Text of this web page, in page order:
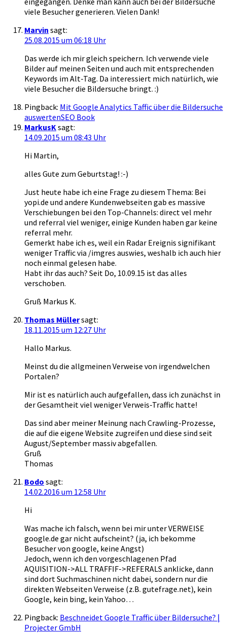
viele Besucher generieren. Vielen Dank!
Marvin sagt:
25.08.2015 um 06:18 Uhr
Das werde ich mir gleich speichern. Ich verwende viele
Bilder auf meinen Seiten und auch mit entsprechenden
Keywords im Alt-Tag. Da interessiert mich natürlich, wie
viele Besucher die Bildersuche bringt. :)
Pingback: Mit Google Analytics Taffic über die Bildersuche
auswertenSEO Book
MarkusK sagt:
14.09.2015 um 08:43 Uhr
Hi Martin,
alles Gute zum Geburtstag! :-)
Just heute habe ich eine Frage zu diesem Thema: Bei
yopi.de und andere Kundenwebseiten gab es massive
Verschiebungen bei den Top-Channels: direct vel mehr
und referral viel weniger, einige Kunden haben gar keine
referral mehr.
Gemerkt habe ich es, weil ein Radar Ereignis signifikant
weniger Traffic via /imgres auswies, weshalb ich auch hier
noch einmal gelesen habe.
Habt ihr das auch? Seit Do, 10.09.15 ist das alles
verschoben.
Gruß Markus K.
Thomas Müllersagt:
18.11.2015 um 12:27 Uhr
Hallo Markus.
Meinst du die allgmeinen Verweise von irgendwelchen
Portalen?
Mir ist es natürlich auch aufgefallen, dass ich zunächst in
der Gesamtheit viel weniger Verweis-Traffic hatte!
Das sind aber meiner Meinung nach Crawling-Prozesse,
die auf die eigene Website zugreifen und diese sind seit
August/September massiv abgefallen.
Gruß
Thomas
Bodo sagt:
14.02.2016 um 12:58 Uhr
Hi
Was mache ich falsch, wenn bei mir unter VERWEISE
google.de gar nicht aufscheint? (ja, ich bekomme
Besucher von google, keine Angst)
Jedoch, wenn ich den vorgeschlagenen Pfad
AQUISITION->ALL TRAFFIF->REFERALS anklicke, dann
sind dort Suchmaschinen nicht dabei, sondern nur die
direkten Webseiten Verweise (z.B. gutefrage.net), kein
Google, kein bing, kein Yahoo…
Pingback: Beschneidet Google Traffic über Bildersuche? |
Projecter GmbH